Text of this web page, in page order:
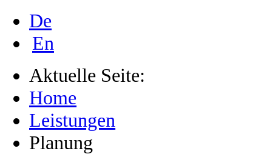
De
En
Aktuelle Seite:
Home
Leistungen
Planung